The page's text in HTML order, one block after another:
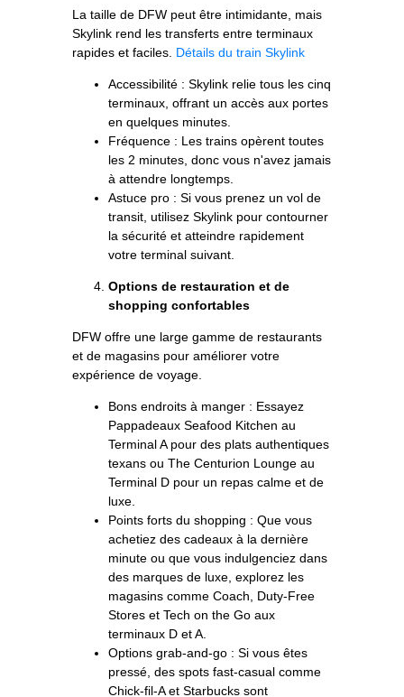
La taille de DFW peut être intimidante, mais
Skylink rend les transferts entre terminaux
rapides et faciles. Détails du train Skylink
Accessibilité : Skylink relie tous les cinq
terminaux, offrant un accès aux portes
en quelques minutes.
Fréquence : Les trains opèrent toutes
les 2 minutes, donc vous n'avez jamais
à attendre longtemps.
Astuce pro : Si vous prenez un vol de
transit, utilisez Skylink pour contourner
la sécurité et atteindre rapidement
votre terminal suivant.
Options de restauration et de
shopping confortables
DFW offre une large gamme de restaurants
et de magasins pour améliorer votre
expérience de voyage.
Bons endroits à manger : Essayez
Pappadeaux Seafood Kitchen au
Terminal A pour des plats authentiques
texans ou The Centurion Lounge au
Terminal D pour un repas calme et de
luxe.
Points forts du shopping : Que vous
achetiez des cadeaux à la dernière
minute ou que vous indulgenciez dans
des marques de luxe, explorez les
magasins comme Coach, Duty-Free
Stores et Tech on the Go aux
terminaux D et A.
Options grab-and-go : Si vous êtes
pressé, des spots fast-casual comme
Chick-fil-A et Starbucks sont